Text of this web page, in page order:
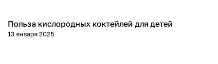
О кислородных коктейлях
13 января 2025
Польза кислородных коктейлей для детей